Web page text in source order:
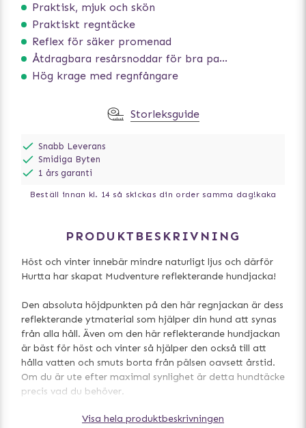
Praktisk, mjuk och skön
Praktiskt regntäcke
Reflex för säker promenad
Åtdragbara resårsnoddar för bra passform
Hög krage med regnfångare
Storleksguide
Snabb Leverans
Smidiga Byten
1 års garanti
Beställ innan kl. 14 så skickas din order samma dag!kaka
PRODUKTBESKRIVNING
Höst och vinter innebär mindre naturligt ljus och därför
Hurtta har skapat Mudventure reflekterande hundjacka!
Den absoluta höjdpunkten på den här regnjackan är dess
reflekterande ytmaterial som hjälper din hund att synas
från alla håll. Även om den här reflekterande hundjackan
är bäst för höst och vinter så hjälper den också till att
hålla vatten och smuts borta från pälsen oavsett årstid.
Om du är ute efter maximal synlighet är detta hundtäcke
precis vad du behöver.
- Perfekt för skogspromenader och camping
Visa hela produktbeskrivningen